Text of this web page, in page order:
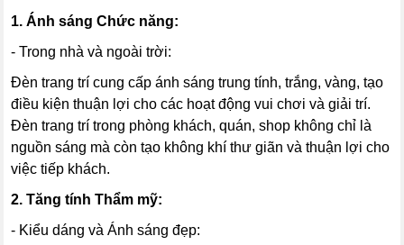
1. Ánh sáng Chức năng:
- Trong nhà và ngoài trời:
Đèn trang trí cung cấp ánh sáng trung tính, trắng, vàng, tạo
điều kiện thuận lợi cho các hoạt động vui chơi và giải trí.
Đèn trang trí trong phòng khách, quán, shop không chỉ là
nguồn sáng mà còn tạo không khí thư giãn và thuận lợi cho
việc tiếp khách.
2. Tăng tính Thẩm mỹ:
- Kiểu dáng và Ánh sáng đẹp: